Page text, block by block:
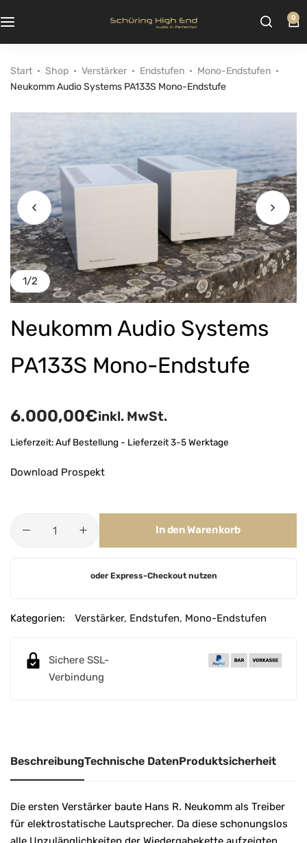
0
Start Shop Verstärker Endstufen
Mono-Endstufen
Neukomm Audio Systems PA133S Mono-Endstufe
1/2
Neukomm Audio Systems
PA133S Mono-Endstufe
6.000,00€inkl. MwSt.
Lieferzeit:Auf Bestellung - Lieferzeit 3-5 Werktage
Download Prospekt
In den Warenkorb
e
:
oder Express-Checkout nutzen
Kategorien: Verstärker, Endstufen, Mono-Endstufen
Sichere SSL-
Verbindung
BeschreibungTechnische DatenProduktsicherheit
Die ersten Verstärker baute Hans R. Neukomm als Treiber
für elektrostatische Lautsprecher. Da diese schonungslos